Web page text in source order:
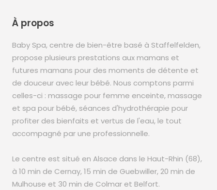
À propos
Baby Spa, centre de bien-être basé à Staffelfelden,
propose plusieurs prestations aux mamans et
futures mamans pour des moments de détente et
de douceur avec leur bébé. Nous comptons parmi
celles-ci : massage pour femme enceinte, massage
et spa pour bébé, séances d'hydrothérapie pour
profiter des bienfaits et vertus de l'eau, le tout
accompagné par une professionnelle.
Le centre est situé en Alsace dans le Haut-Rhin (68),
à 10 min de Cernay, 15 min de Guebwiller, 20 min de
Mulhouse et 30 min de Colmar et Belfort.